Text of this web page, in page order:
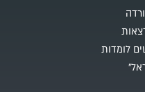
לומדות